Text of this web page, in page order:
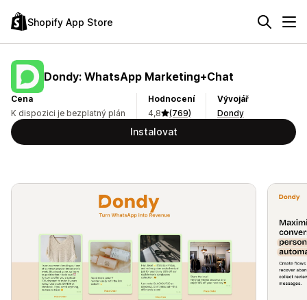
Shopify App Store
Dondy: WhatsApp Marketing+Chat
Cena
K dispozici je bezplatný plán
Hodnocení
4,8
(769)
Vývojář
Dondy
Instalovat